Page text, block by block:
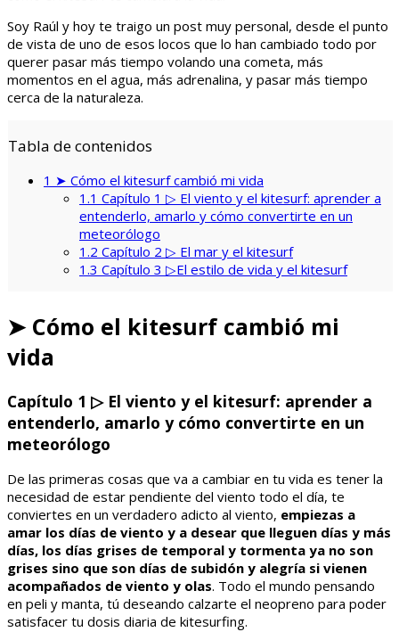
Soy Raúl y hoy te traigo un post muy personal, desde el punto
de vista de uno de esos locos que lo han cambiado todo por
querer pasar más tiempo volando una cometa, más
momentos en el agua, más adrenalina, y pasar más tiempo
cerca de la naturaleza.
Tabla de contenidos
1 ➤ Cómo el kitesurf cambió mi vida
1.1 Capítulo 1 ▷ El viento y el kitesurf: aprender a
entenderlo, amarlo y cómo convertirte en un
meteorólogo
1.2 Capítulo 2 ▷ El mar y el kitesurf
1.3 Capítulo 3 ▷El estilo de vida y el kitesurf
➤ Cómo el kitesurf cambió mi
vida
Capítulo 1 ▷ El viento y el kitesurf: aprender a
entenderlo, amarlo y cómo convertirte en un
meteorólogo
De las primeras cosas que va a cambiar en tu vida es tener la
necesidad de estar pendiente del viento todo el día, te
conviertes en un verdadero adicto al viento, empiezas a
amar los días de viento y a desear que lleguen días y más
días, los días grises de temporal y tormenta ya no son
grises sino que son días de subidón y alegría si vienen
acompañados de viento y olas. Todo el mundo pensando
en peli y manta, tú deseando calzarte el neopreno para poder
satisfacer tu dosis diaria de kitesurfing.